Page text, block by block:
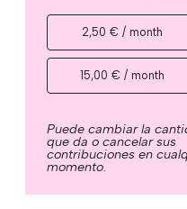
2,50 € / month
15,00 € / month
Puede cambiar la
que da o cancelar sus
contribuciones en
momento.